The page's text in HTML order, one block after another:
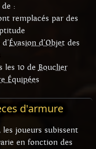
:
remplacés par des
d'Évasion d'Objet des
les 10 de Bouclier
Équipées
d'armure
les joueurs subissent
en fonction des